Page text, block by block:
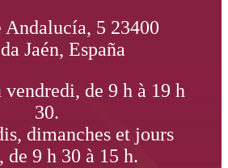
Andalucía, 5 23400
Jaén, España
de 9 h à 19 h
30.
dimanches et jours
de 9 h 30 à 15 h.